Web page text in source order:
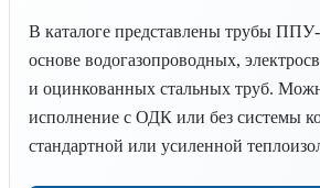
В каталоге представлены трубы
основе водогазопроводных,
и оцинкованных стальных труб.
исполнение с ОДК или без системы
стандартной или усиленной